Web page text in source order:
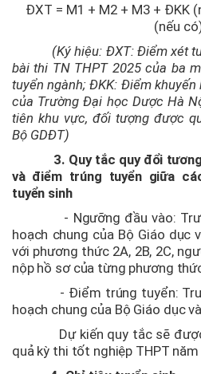
ĐXT = M1 + M2 + M3 + ĐKK
(nếu
(Ký hiệu: ĐXT: Điểm xét
bài thi TN THPT 2025 của ba
tuyển ngành; ĐKK: Điểm
của Trường Đại học Dược Hà
tiên khu vực, đối tượng được
Bộ GDĐT)
3. Quy tắc quy đổi tương
và điểm trúng tuyển giữa
tuyển sinh
- Ngưỡng đầu vào:
hoạch chung của Bộ Giáo dục
với phương thức 2A, 2B, 2C,
nộp hồ sơ của từng phương
- Điểm trúng tuyển:
hoạch chung của Bộ Giáo dục
Dự kiến quy tắc sẽ được
quả kỳ thi tốt nghiệp THPT năm